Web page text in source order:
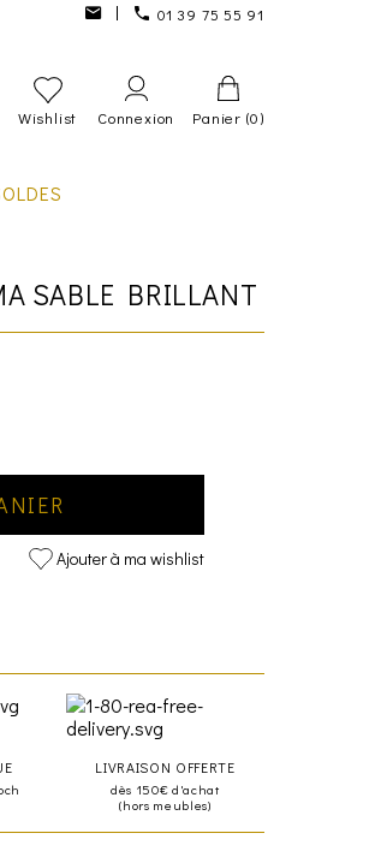
01 39 75 55 91
Wishlist Connexion Panier (0)
SABLE BRILLANT
Ajouter à ma wishlist
LIVRAISON OFFERTE
dès 150€ d'achat
(hors meubles)